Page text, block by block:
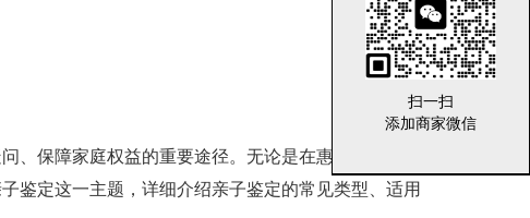
、保障家庭权益的重要途径。无论是在惠州还是其他
鉴定这一主题，详细介绍亲子鉴定的常见类型、适用
扫一扫
添加商家微信
扫一扫
添加商家微信